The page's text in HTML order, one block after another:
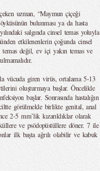
uzman, “Maymun çiçeği
bulunması ya da hasta
salgında cinsel temas yoluyla
etkilenenlerin çoğunda cinsel
temas değil, ev içi yakın temas ve
vücuda giren virüs, ortalama 5-13
oluşturmaya başlar. Öncelikle
başlar. Sonrasında hastalığın
görülmekle birlikte genital, anal
2-5 mm’lik kızarıklıklar olarak
ve psödopüstüllere döner. 7 ile
ilk başta ağrılı olabilir ve kabuk